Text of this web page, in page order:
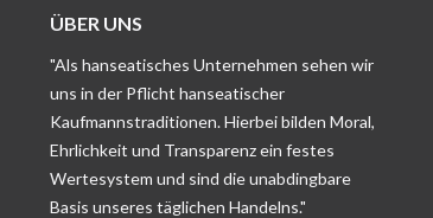
ÜBER UNS
"Als hanseatisches Unternehmen sehen wir
uns in der Pflicht hanseatischer
Kaufmannstraditionen. Hierbei bilden Moral,
Ehrlichkeit und Transparenz ein festes
Wertesystem und sind die unabdingbare
Basis unseres täglichen Handelns."